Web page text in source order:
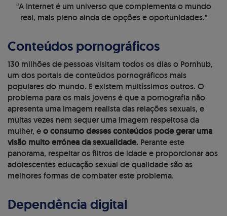
"A Internet é um universo que complementa o mundo
real, mais pleno ainda de opções e oportunidades."
Conteúdos pornográficos
130 milhões de pessoas visitam todos os dias o Pornhub,
um dos portais de conteúdos pornográficos mais
populares do mundo. E existem muitíssimos outros. O
problema para os mais jovens é que a pornografia não
apresenta uma imagem realista das relações sexuais, e
muitas vezes nem sequer uma imagem respeitosa da
mulher, eo consumo desses conteúdos pode gerar uma
visão muito errónea da sexualidade. Perante este
panorama, respeitar os filtros de idade e proporcionar aos
adolescentes educação sexual de qualidade são as
melhores formas de combater este problema.
Dependência digital